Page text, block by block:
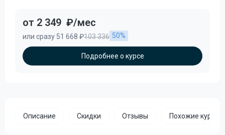
от 2 349 ₽/мес
или сразу 51 668 ₽103 336 50%
Подробнее о курсе
Описание Скидки Отзывы Похожие курсы